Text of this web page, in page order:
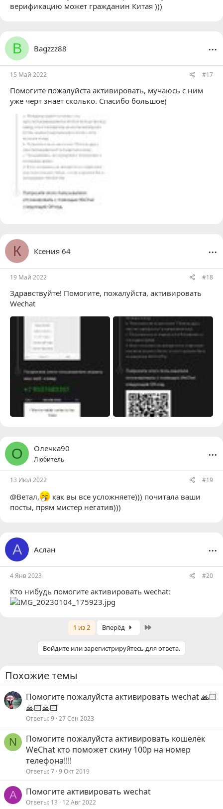
верификацию может гражданин Китая )))
B Bagzzz88 ...
15 Май 2022 #17
Помогите пожалуйста активировать, мучаюсь с ним
уже черт знает сколько. Спасибо большое)
К Ксения 64 ...
19 Май 2022 #18
Здравствуйте! Помогите, пожалуйста, активировать
Wechat
О Олечка90
Любитель
...
13 Июл 2022 #19
@Ветал,
как вы все усложняете))) почитала ваши
посты, прям мистер негатив)))
А Аслан ...
4 Янв 2023 #20
Кто нибудь помогите активировать wechat:
1 из 2 Вперёд
Войдите или зарегистрируйтесь для ответа.
Похожие темы
Помогите пожалуйста активировать wechat 🙏🏻
🙏🏻🙏🏻
Ответы 9 27 Сен 2023
N
Помогите пожалуйста активировать кошелёк
WeChat кто поможет скину 100р на номер
телефона!!!!
Ответы 7 9 Окт 2019
A Помогите активировать wechat
Ответы 13 12 Авг 2022